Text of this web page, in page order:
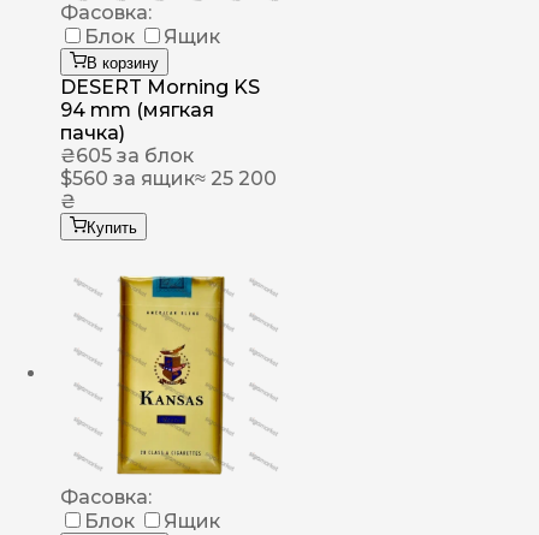
Фасовка:
Блок
Ящик
В корзину
DESERT Morning KS
94 mm (мягкая
пачка)
₴605 за блок
$560 за ящик≈ 25 200
₴
Купить
Фасовка:
Блок
Ящик